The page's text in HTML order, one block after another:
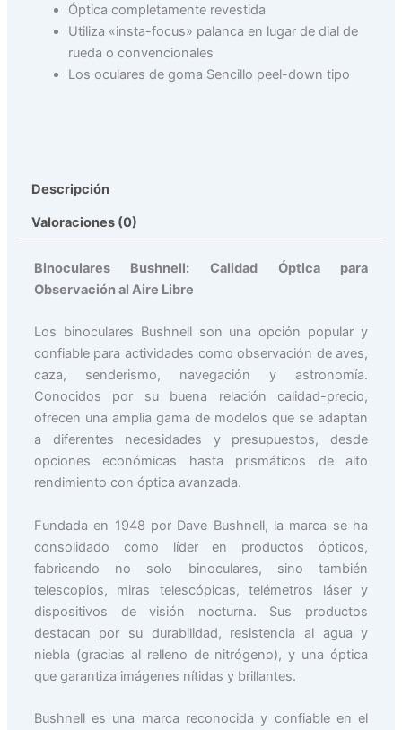
Óptica completamente revestida
Utiliza «insta-focus» palanca en lugar de dial de
rueda o convencionales
Los oculares de goma Sencillo peel-down tipo
Descripción
Valoraciones (0)
Binoculares Bushnell: Calidad Óptica para
Observación al Aire Libre
Los binoculares Bushnell son una opción popular y
confiable para actividades como observación de aves,
caza, senderismo, navegación y astronomía.
Conocidos por su buena relación calidad-precio,
ofrecen una amplia gama de modelos que se adaptan
a diferentes necesidades y presupuestos, desde
opciones económicas hasta prismáticos de alto
rendimiento con óptica avanzada.
Fundada en 1948 por Dave Bushnell, la marca se ha
consolidado como líder en productos ópticos,
fabricando no solo binoculares, sino también
telescopios, miras telescópicas, telémetros láser y
dispositivos de visión nocturna. Sus productos
destacan por su durabilidad, resistencia al agua y
niebla (gracias al relleno de nitrógeno), y una óptica
que garantiza imágenes nítidas y brillantes.
Bushnell es una marca reconocida y confiable en el